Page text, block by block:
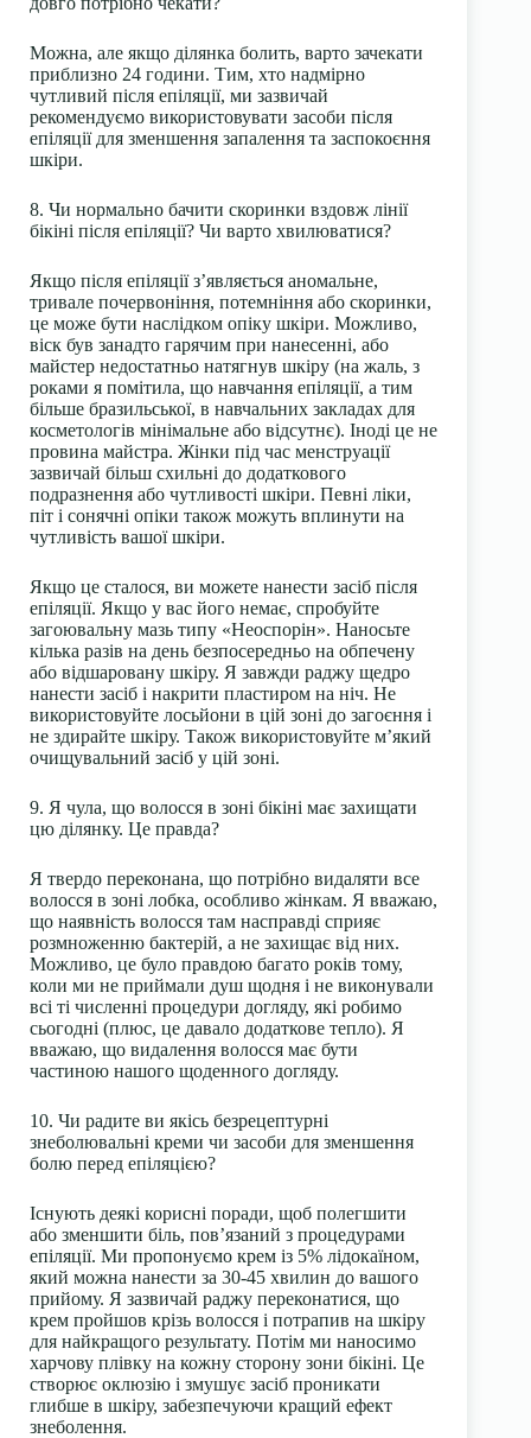
Можна, але якщо ділянка болить, варто зачекати
приблизно 24 години. Тим, хто надмірно
чутливий після епіляції, ми зазвичай
рекомендуємо використовувати засоби після
епіляції для зменшення запалення та заспокоєння
шкіри.
8. Чи нормально бачити скоринки вздовж лінії
бікіні після епіляції? Чи варто хвилюватися?
Якщо після епіляції з’являється аномальне,
тривале почервоніння, потемніння або скоринки,
це може бути наслідком опіку шкіри. Можливо,
віск був занадто гарячим при нанесенні, або
майстер недостатньо натягнув шкіру (на жаль, з
роками я помітила, що навчання епіляції, а тим
більше бразильської, в навчальних закладах для
косметологів мінімальне або відсутнє). Іноді це не
провина майстра. Жінки під час менструації
зазвичай більш схильні до додаткового
подразнення або чутливості шкіри. Певні ліки,
піт і сонячні опіки також можуть вплинути на
чутливість вашої шкіри.
Якщо це сталося, ви можете нанести засіб після
епіляції. Якщо у вас його немає, спробуйте
загоювальну мазь типу «Неоспорін». Наносьте
кілька разів на день безпосередньо на обпечену
або відшаровану шкіру. Я завжди раджу щедро
нанести засіб і накрити пластиром на ніч. Не
використовуйте лосьйони в цій зоні до загоєння і
не здирайте шкіру. Також використовуйте м’який
очищувальний засіб у цій зоні.
9. Я чула, що волосся в зоні бікіні має захищати
цю ділянку. Це правда?
Я твердо переконана, що потрібно видаляти все
волосся в зоні лобка, особливо жінкам. Я вважаю,
що наявність волосся там насправді сприяє
розмноженню бактерій, а не захищає від них.
Можливо, це було правдою багато років тому,
коли ми не приймали душ щодня і не виконували
всі ті численні процедури догляду, які робимо
сьогодні (плюс, це давало додаткове тепло). Я
вважаю, що видалення волосся має бути
частиною нашого щоденного догляду.
10. Чи радите ви якісь безрецептурні
знеболювальні креми чи засоби для зменшення
болю перед епіляцією?
Існують деякі корисні поради, щоб полегшити
або зменшити біль, пов’язаний з процедурами
епіляції. Ми пропонуємо крем із 5% лідокаїном,
який можна нанести за 30-45 хвилин до вашого
прийому. Я зазвичай раджу переконатися, що
крем пройшов крізь волосся і потрапив на шкіру
для найкращого результату. Потім ми наносимо
харчову плівку на кожну сторону зони бікіні. Це
створює оклюзію і змушує засіб проникати
глибше в шкіру, забезпечуючи кращий ефект
знеболення.